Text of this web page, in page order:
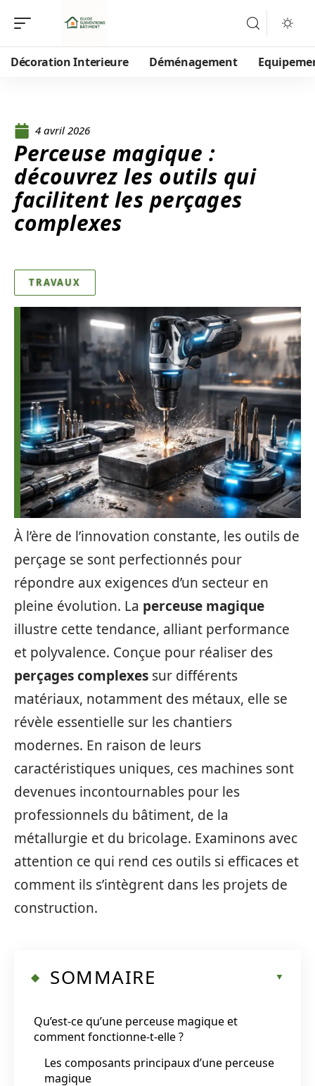
Décoration Interieure Déménagement
4 avril 2026
Perceuse magique :
découvrez les outils qui
facilitent les perçages
complexes
TRAVAUX
À l’ère de l’innovation constante, les outils de
perçage se sont perfectionnés pour
répondre aux exigences d’un secteur en
pleine évolution. La perceuse magique
illustre cette tendance, alliant performance
et polyvalence. Conçue pour réaliser des
perçages complexes sur différents
matériaux, notamment des métaux, elle se
révèle essentielle sur les chantiers
modernes. En raison de leurs
caractéristiques uniques, ces machines sont
devenues incontournables pour les
professionnels du bâtiment, de la
métallurgie et du bricolage. Examinons avec
attention ce qui rend ces outils si efficaces et
comment ils s’intègrent dans les projets de
construction.
SOMMAIRE
Qu’est-ce qu’une perceuse magique et
comment fonctionne-t-elle ?
Les composants principaux d’une perceuse
magique